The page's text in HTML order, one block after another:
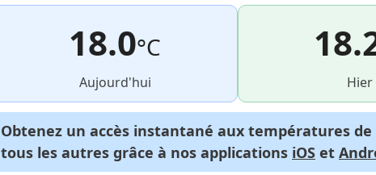
18.0°C
Aujourd'hui Hier
Obtenez un accès instantané aux températures
tous les autres grâce à nos applications iOS et